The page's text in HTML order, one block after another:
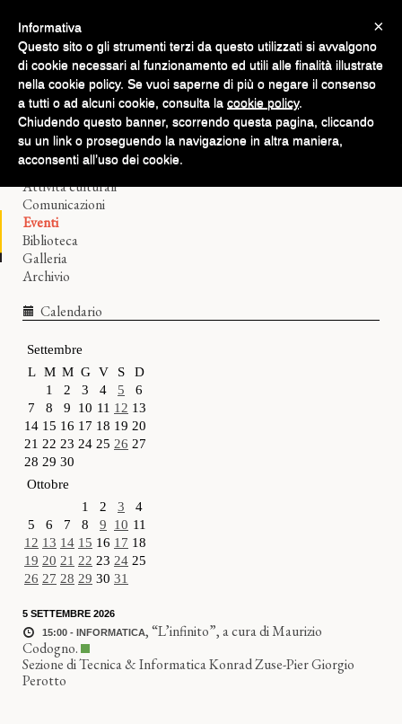
Home
Il Filologico
Corsi di lingue
Attività culturali
Comunicazioni
Eventi
Biblioteca
Galleria
Archivio
Calendario
Settembre
L M M G V S
D
1
2 3 4 5
6
7
8 9 10 11 12 13
14 15 16 17 18 19 20
21 22 23 24 25 26 27
28 29 30
Ottobre
1
2 3
4
5
6 7 8 9 10 11
12 13 14 15 16 17 18
19 20 21 22 23 24 25
26 27 28 29 30 31
5 SETTEMBRE 2026
15:00 - INFORMATICA,“L’infinito”, a cura di Maurizio
Codogno.
Sezione di Tecnica & Informatica Konrad Zuse-Pier Giorgio
Perotto
×
Informativa
Questo sito o gli strumenti terzi da questo utilizzati si avvalgono
di cookie necessari al funzionamento ed utili alle finalità illustrate
nella cookie policy. Se vuoi saperne di più o negare il consenso
a tutti o ad alcuni cookie, consulta la cookie policy.
Chiudendo questo banner, scorrendo questa pagina, cliccando
su un link o proseguendo la navigazione in altra maniera,
acconsenti all’uso dei cookie.